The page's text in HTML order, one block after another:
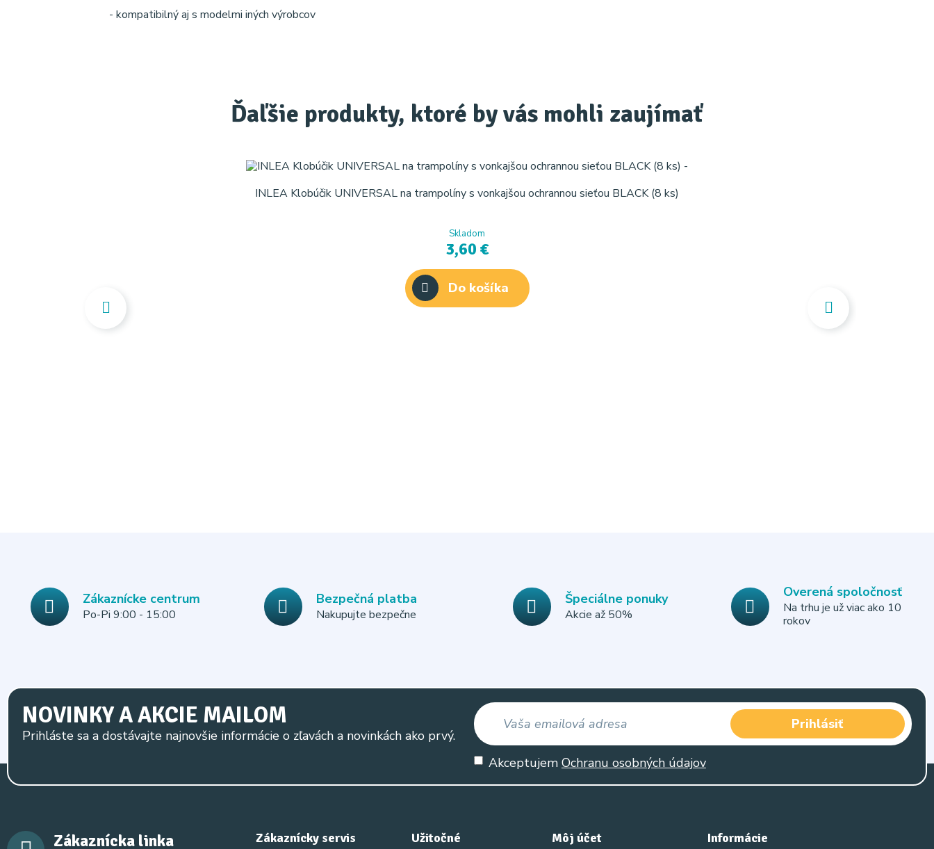
- kompatibilný aj s modelmi iných výrobcov
Ďaľšie produkty, ktoré by vás mohli zaujímať
INLEA Klobúčik UNIVERSAL na trampolíny s vonkajšou ochrannou sieťou BLACK (8 ks)
Skladom
3,60 €
Do košíka
Zákaznícke centrum
Po-Pi 9:00 - 15:00
Bezpečná platba
Nakupujte bezpečne
Špeciálne ponuky
Akcie až 50%
Overená spoločnosť
Na trhu je už viac ako 10
rokov
NOVINKY A AKCIE MAILOM
Prihláste sa a dostávajte najnovšie informácie o zľavách a novinkách ako prvý.
Prihlásiť
Akceptujem Ochranu osobných údajov
Zákaznícka linka Zákaznícky servis Užitočné Môj účet Informácie